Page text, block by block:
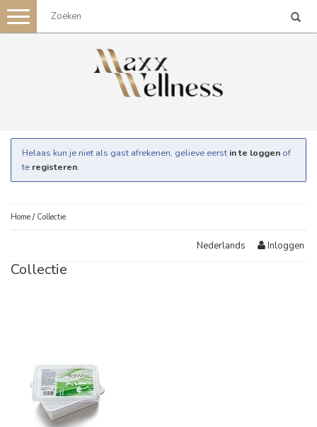
Toggle
navigation
Helaas kun je niet als gast afrekenen, gelieve eerst in te loggen of
te registeren.
Home / Collectie
Nederlands Inloggen
Collectie